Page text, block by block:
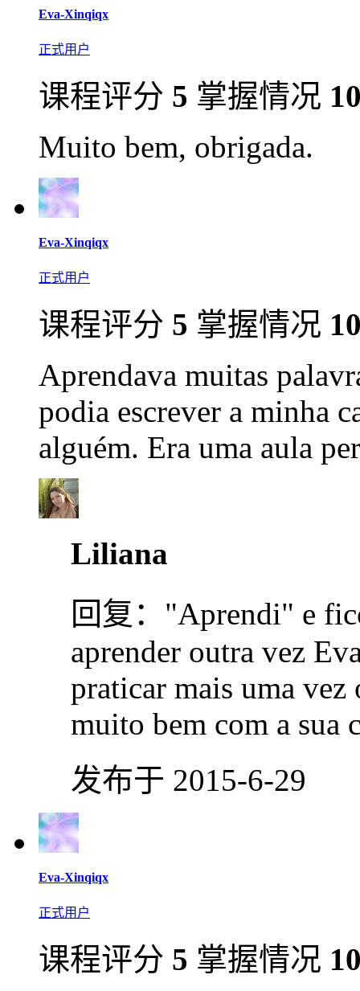
Eva-Xinqiqx
正式用户
课程评分 5 掌握情况
Muito bem, obrigada.
Eva-Xinqiqx
正式用户
课程评分 5 掌握情况
Aprendava muitas
podia escrever a minha
alguém. Era uma aula
Liliana
回复： "Aprendi" e
aprender outra vez
praticar mais uma vez
muito bem com a sua
发布于 2015-6-29
Eva-Xinqiqx
正式用户
课程评分 5 掌握情况